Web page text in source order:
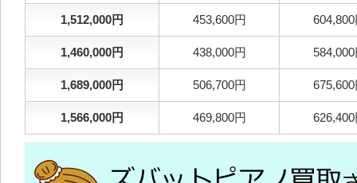
1,512,000円 453,600円 604,800
1,460,000円 438,000円 584,000
1,689,000円 506,700円 675,600
1,566,000円 469,800円 626,400